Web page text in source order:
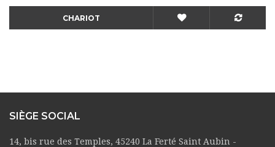
CHARIOT
SIÈGE SOCIAL
14, bis rue des Temples, 45240 La Ferté Saint Aubin -